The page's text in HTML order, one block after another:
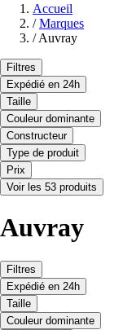
Accueil
/ Marques
/ Auvray
Filtres
Expédié en 24h
Taille
Couleur dominante
Constructeur
Type de produit
Prix
Voir les 53 produits
Auvray
Filtres
Expédié en 24h
Taille
Couleur dominante